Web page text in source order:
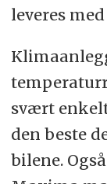
leveres
svært
den beste
bilene.